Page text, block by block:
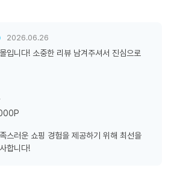
2026.06.26
입니다! 소중한 리뷰 남겨주셔서 진심으로
스러운 쇼핑 경험을 제공하기 위해 최선을
합니다!